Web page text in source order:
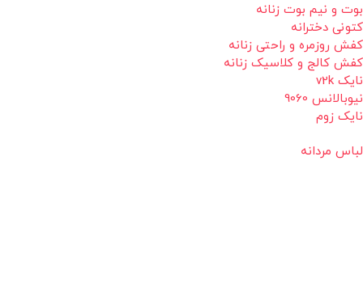
بوت و نیم بوت زنانه
کتونی دخترانه
کفش روزمره و راحتی زنانه
کفش کالج و کلاسیک زنانه
نایک v2k
نیوبالانس 9060
نایک زوم
لباس مردانه